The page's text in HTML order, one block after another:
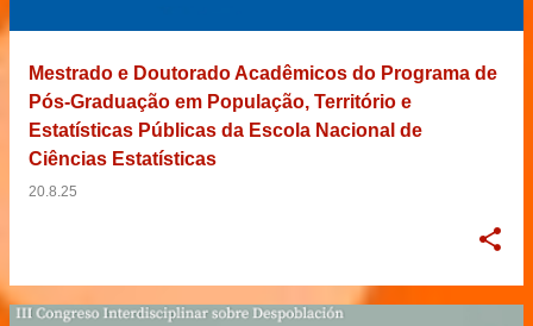
g
Mestrado e Doutorado Acadêmicos do Programa de
Pós-Graduação em População, Território e
Estatísticas Públicas da Escola Nacional de
Ciências Estatísticas
20.8.25